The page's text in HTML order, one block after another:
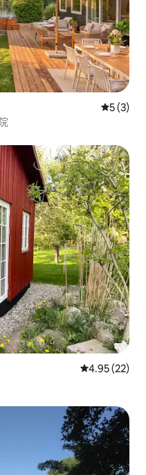
平均评分
5 (3)
平均评分
4.95 (22)